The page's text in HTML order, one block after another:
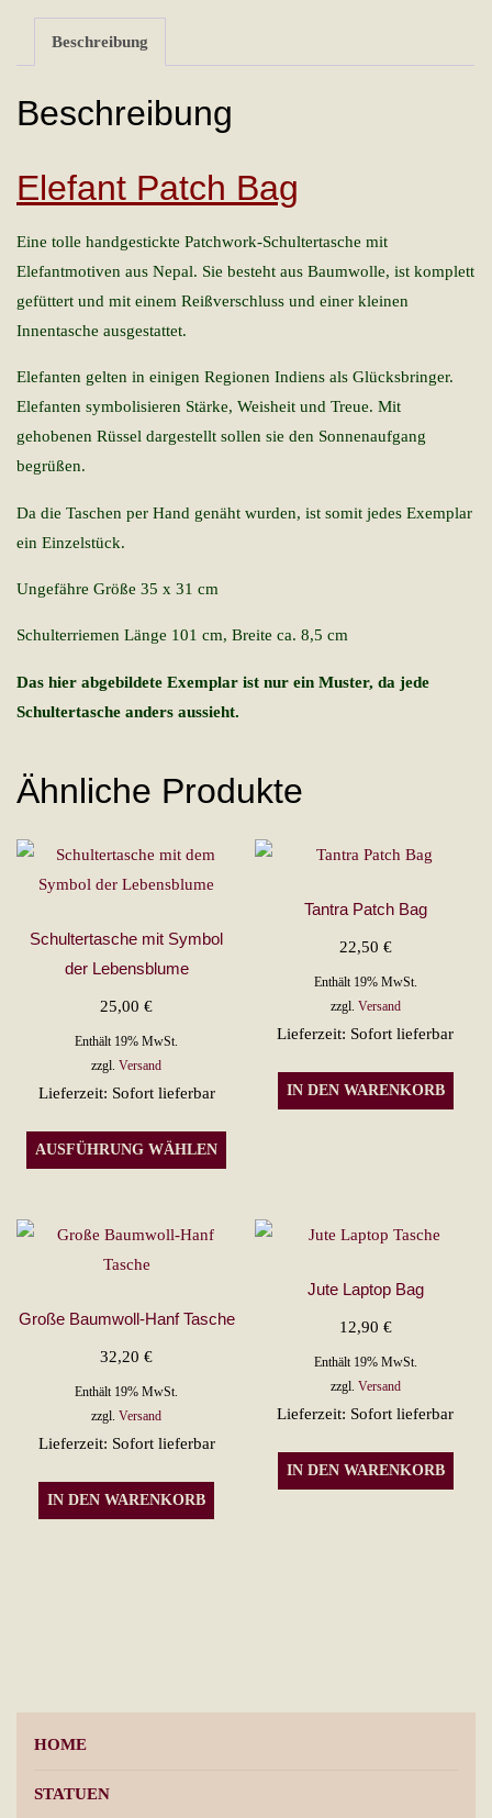
Beschreibung
Beschreibung
Elefant Patch Bag
Eine tolle handgestickte Patchwork-Schultertasche mit
Elefantmotiven aus Nepal. Sie besteht aus Baumwolle, ist komplett
gefüttert und mit einem Reißverschluss und einer kleinen
Innentasche ausgestattet.
Elefanten gelten in einigen Regionen Indiens als Glücksbringer.
Elefanten symbolisieren Stärke, Weisheit und Treue. Mit
gehobenen Rüssel dargestellt sollen sie den Sonnenaufgang
begrüßen.
Da die Taschen per Hand genäht wurden, ist somit jedes Exemplar
ein Einzelstück.
Ungefähre Größe 35 x 31 cm
Schulterriemen Länge 101 cm, Breite ca. 8,5 cm
Das hier abgebildete Exemplar ist nur ein Muster, da jede
Schultertasche anders aussieht.
Ähnliche Produkte
Schultertasche mit Symbol
der Lebensblume
25,00€
Enthält 19% MwSt.
zzgl.Versand
Lieferzeit: Sofort lieferbar
AUSFÜHRUNG WÄHLEN
Dieses
Produkt
mehrere
Die
Produktseite
gewählt
Tantra Patch Bag
22,50 €
Enthält 19% MwSt.
zzgl. Versand
Lieferzeit: Sofort lieferbar
IN DEN WARENKORB
Große Baumwoll-Hanf Tasche
32,20€
Enthält 19% MwSt.
zzgl.Versand
Lieferzeit: Sofort lieferbar
IN DEN WARENKORB
Jute Laptop Bag
12,90 €
Enthält 19% MwSt.
zzgl. Versand
Lieferzeit: Sofort lieferbar
IN DEN WARENKORB
HOME
STATUEN